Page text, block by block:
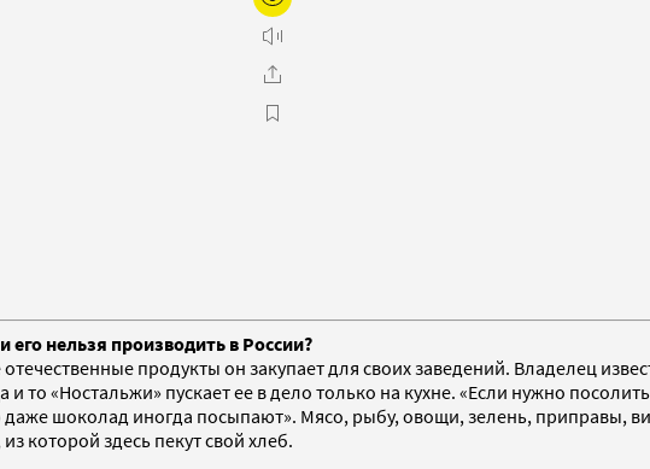
нельзя производить в России?
продукты он закупает для своих заведений. Владелец
«Ностальжи» пускает ее в дело только на кухне. «Если нужно
шоколад иногда посыпают». Мясо, рыбу, овощи, зелень, приправы,
которой здесь пекут свой хлеб.